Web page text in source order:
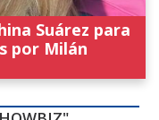
Suárez para
por Milán